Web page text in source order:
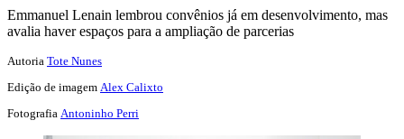
Emmanuel Lenain lembrou convênios já em desenvolvimento, mas
avalia haver espaços para a ampliação de parcerias
Autoria Tote Nunes
Edição de imagem Alex Calixto
Fotografia Antoninho Perri